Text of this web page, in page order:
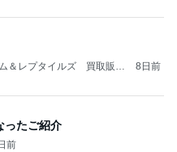
＆レプタイルズ 買取販売
8日前
ったご紹介
前